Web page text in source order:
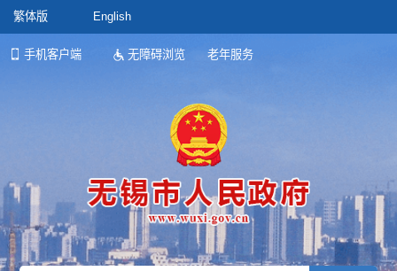
繁体版 English
手机客户端 无障碍浏览 老年服务